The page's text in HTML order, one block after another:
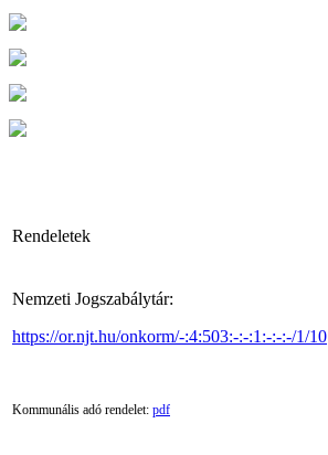
Rendeletek
Nemzeti Jogszabálytár:
https://or.njt.hu/onkorm/-:4:503:-:-:1:-:-:-/1/10
Kommunális adó rendelet: pdf